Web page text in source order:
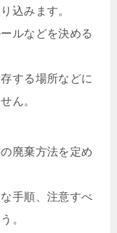
込みます。
ルなどを決める
する場所などに
ん。
廃棄方法を定め
手順、注意すべ
。